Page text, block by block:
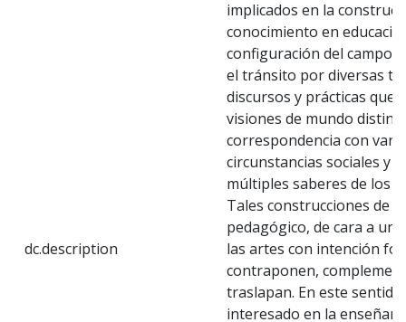
dc.description
implicados en la
conocimiento en
configuración del campo
el tránsito por diversas
discursos y prácticas que
visiones de mundo
correspondencia con
circunstancias sociales y
múltiples saberes de los
Tales construcciones de
pedagógico, de cara a
las artes con intención
contraponen,
traslapan. En este
interesado en la